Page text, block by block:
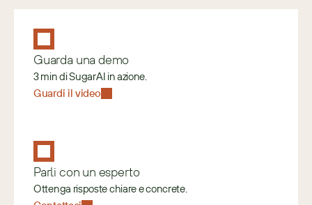
Guarda una demo
3 min di SugarAI in azione.
Guardi il video
Parli con un esperto
Ottenga risposte chiare e concrete.